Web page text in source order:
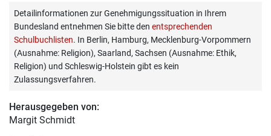
Detailinformationen zur Genehmigungssituation in Ihrem
Bundesland entnehmen Sie bitte den entsprechenden
Schulbuchlisten. In Berlin, Hamburg, Mecklenburg-Vorpommern
(Ausnahme: Religion), Saarland, Sachsen (Ausnahme: Ethik,
Religion) und Schleswig-Holstein gibt es kein
Zulassungsverfahren.
Herausgegeben von:
Margit Schmidt